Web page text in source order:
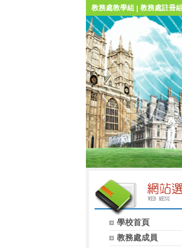
教務處教學組 | 教務處註冊組
學校首頁
教務處成員